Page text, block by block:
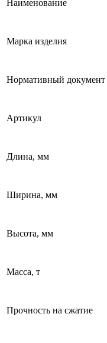
Наименование
Марка изделия
Нормативный документ
Артикул
Длина, мм
Ширина, мм
Высота, мм
Масса, т
Прочность на сжатие